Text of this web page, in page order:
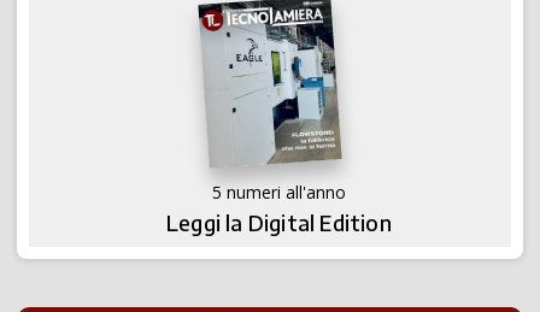
5 numeri all'anno
Leggi la Digital Edition